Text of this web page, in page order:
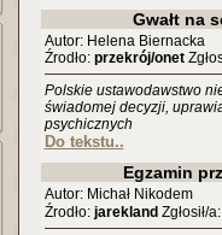
Gwałt na
Autor: Helena Biernacka
Źrodło: przekrój/onet
Polskie ustawodawstwo
świadomej decyzji,
psychicznych
Do tekstu..
Egzamin
Autor: Michał Nikodem
Źrodło: jarekland Zgłosił/